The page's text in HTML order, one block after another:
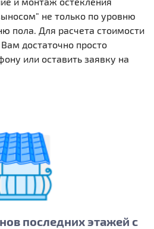
не только по уровню
пола. Для расчета стоимости
достаточно просто
или оставить заявку на
последних этажей с